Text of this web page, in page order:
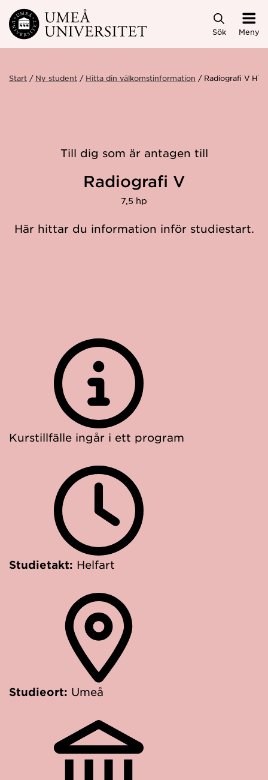
Hoppa direkt till innehållet
Sök Meny
Start Ny student Hitta din välkomstinformation Radiografi V
Till dig som är antagen till
Radiografi V
7,5 hp
Här hittar du information inför studiestart.
Kurstillfälle ingår i ett program
Studietakt: Helfart
Studieort: Umeå